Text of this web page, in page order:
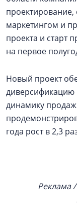
проектирование,
маркетингом и
проекта и старт
на первое
Новый проект
диверсификацию
динамику
года рост в 2,3
Реклама